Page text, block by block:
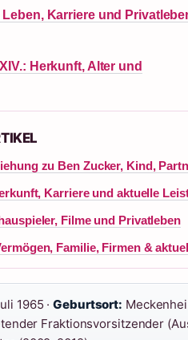
Karriere und
Herkunft, Alter und
zu Ben Zucker, Kind,
Karriere und aktuelle
Filme und Privatleben
Familie, Firmen &
1965 ·Geburtsort:
Fraktionsvorsitzender